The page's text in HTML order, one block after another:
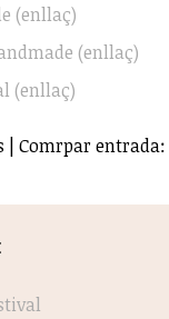
(enllaç)
(enllaç)
(enllaç)
| Comrpar entrada: